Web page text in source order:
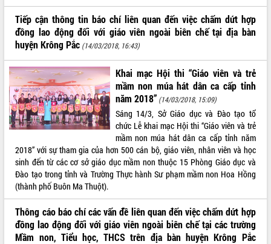
THỐNG KÊ TRUY CẬP
Hôm nay: 7829
Tất cả: 66093497
Tiếp cận thông tin báo chí liên quan đến việc chấm dứt hợp
đồng lao động đối với giáo viên ngoài biên chế tại địa bàn
huyện Krông Pắc (14/03/2018, 16:43)
Khai mạc Hội thi “Giáo viên và trẻ
mầm non múa hát dân ca cấp tỉnh
năm 2018” (14/03/2018, 15:09)
Sáng 14/3, Sở Giáo dục và Đào tạo tổ
chức Lễ khai mạc Hội thi “Giáo viên và trẻ
mầm non múa hát dân ca cấp tỉnh năm
2018” với sự tham gia của hơn 500 cán bộ, giáo viên, nhân viên và học
sinh đến từ các cơ sở giáo dục mầm non thuộc 15 Phòng Giáo dục và
Đào tạo trong tỉnh và Trường Thực hành Sư phạm mầm non Hoa Hồng
(thành phố Buôn Ma Thuột).
Thông cáo báo chí các vấn đề liên quan đến việc chấm dứt hợp
đồng lao động đối với giáo viên ngoài biên chế tại các trường
Mầm non, Tiểu học, THCS trên địa bàn huyện Krông Pắc